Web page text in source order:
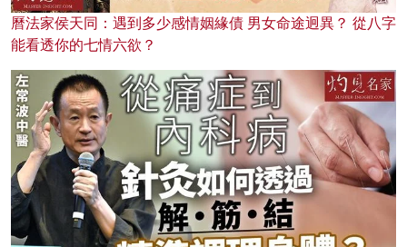
曆法家侯天同：遇到多少感情姻緣債 男女命途迥異？ 從八字
能看透你的七情六欲？